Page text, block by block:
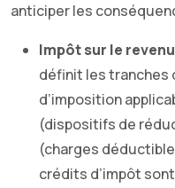
anticiper les
Impôt sur le
définit les tranches
d’imposition
(dispositifs de
(charges
crédits d’impôt